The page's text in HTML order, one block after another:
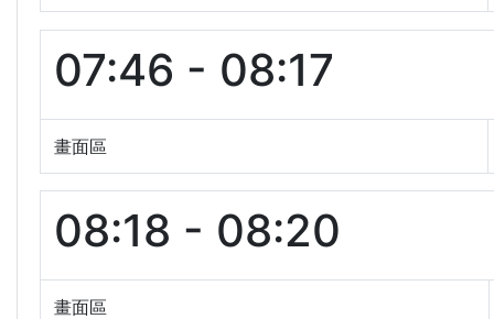
07:46 - 08:17
畫面區
08:18 - 08:20
畫面區